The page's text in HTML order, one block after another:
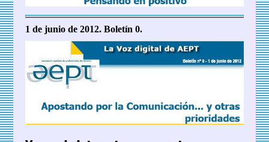
1 de junio de 2012. Boletín 0.